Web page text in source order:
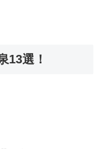
13選！